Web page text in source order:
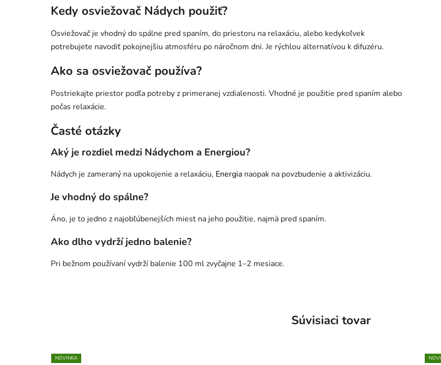
Kedy osviežovač Nádych použiť?
Osviežovač je vhodný do spálne pred spaním, do priestoru na relaxáciu, alebo kedykoľvek
potrebujete navodiť pokojnejšiu atmosféru po náročnom dni. Je rýchlou alternatívou k difuzéru.
Ako sa osviežovač používa?
Postriekajte priestor podľa potreby z primeranej vzdialenosti. Vhodné je použitie pred spaním alebo
počas relaxácie.
Časté otázky
Aký je rozdiel medzi Nádychom a Energiou?
Nádych je zameraný na upokojenie a relaxáciu, Energia naopak na povzbudenie a aktivizáciu.
Je vhodný do spálne?
Áno, je to jedno z najobľúbenejších miest na jeho použitie, najmä pred spaním.
Ako dlho vydrží jedno balenie?
Pri bežnom používaní vydrží balenie 100 ml zvyčajne 1–2 mesiace.
Súvisiaci tovar
NOVINKA